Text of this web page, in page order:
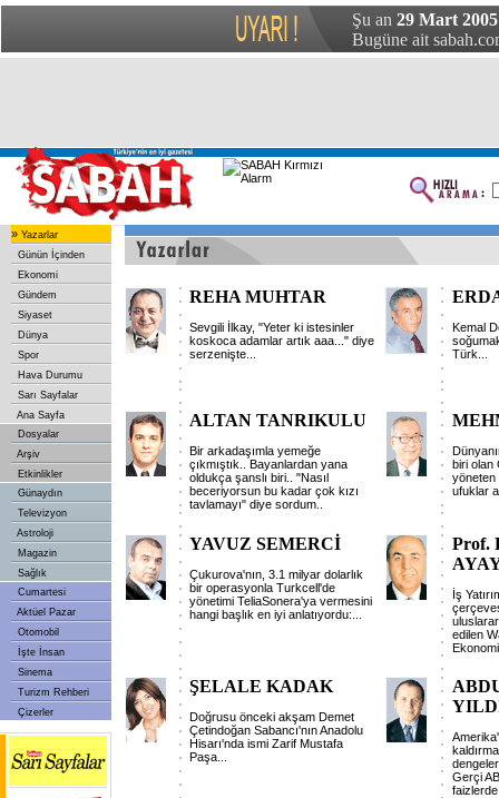
Şu an 29 Mart 2005
Bugüne ait
» Yazarlar
Günün İçinden
Ekonomi
Gündem
Siyaset
Dünya
Spor
Hava Durumu
Sarı Sayfalar
Ana Sayfa
Dosyalar
Arşiv
Etkinlikler
Günaydın
Televizyon
Astroloji
Magazin
Sağlık
Cumartesi
Aktüel Pazar
Otomobil
İşte İnsan
Sinema
Turizm Rehberi
Çizerler
REHA MUHTAR
Sevgili İlkay, "Yeter ki istesinler
koskoca adamlar artık aaa..." diye
serzenişte...
Kemal
Türk...
ALTAN TANRIKULU
Bir arkadaşımla yemeğe
çıkmıştık.. Bayanlardan yana
oldukça şanslı biri.. "Nasıl
beceriyorsun bu kadar çok kızı
tavlamayı" diye sordum..
biri olan
yöneten
ufuklar
YAVUZ SEMERCİ
Çukurova'nın, 3.1 milyar dolarlık
bir operasyonla Turkcell'de
yönetimi TeliaSonera'ya vermesini
hangi başlık en iyi anlatıyordu:...
Prof.
İş
edilen
ŞELALE KADAK
Doğrusu önceki akşam Demet
Çetindoğan Sabancı'nın Anadolu
Hisarı'nda ismi Zarif Mustafa
Paşa...
Gerçi